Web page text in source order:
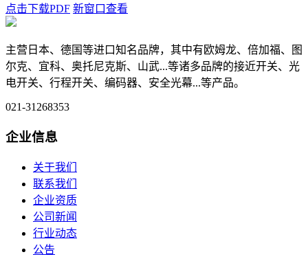
点击下载PDF 新窗口查看
主营日本、德国等进口知名品牌，其中有欧姆龙、倍加福、图
尔克、宜科、奥托尼克斯、山武...等诸多品牌的接近开关、光
电开关、行程开关、编码器、安全光幕...等产品。
021-31268353
企业信息
关于我们
联系我们
企业资质
公司新闻
行业动态
公告